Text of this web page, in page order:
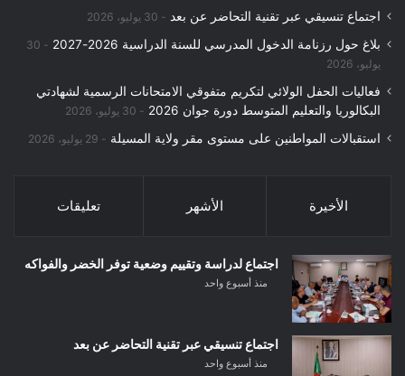
اجتماع تنسيقي عبر تقنية التحاضر عن بعد 30 يوليو، 2026
بلاغ حول رزنامة الدخول المدرسي للسنة الدراسية 2026-2027
30
يوليو، 2026
فعاليات الحفل الولائي لتكريم متفوقي الامتحانات الرسمية لشهادتي
البكالوريا والتعليم المتوسط دورة جوان 2026
30 يوليو، 2026
استقبالات المواطنين على مستوى مقر ولاية المسيلة 29 يوليو، 2026
الأخيرة الأشهر تعليقات
اجتماع لدراسة وتقييم وضعية توفر الخضر والفواكه
منذ أسبوع واحد
اجتماع تنسيقي عبر تقنية التحاضر عن بعد
منذ أسبوع واحد